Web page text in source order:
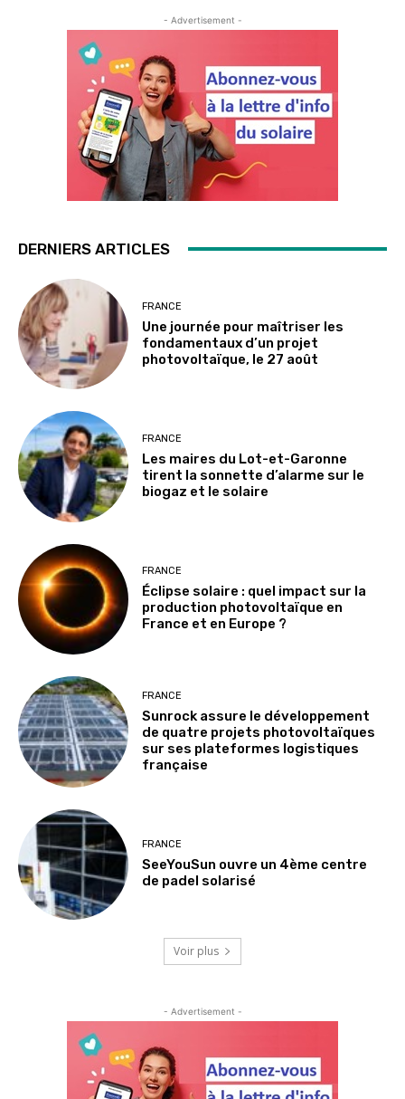
- Advertisement -
DERNIERS ARTICLES
FRANCE
Une journée pour maîtriser les
fondamentaux d’un projet
photovoltaïque, le 27 août
FRANCE
Les maires du Lot-et-Garonne
tirent la sonnette d’alarme sur le
biogaz et le solaire
FRANCE
Éclipse solaire : quel impact sur la
production photovoltaïque en
France et en Europe ?
FRANCE
Sunrock assure le développement
de quatre projets photovoltaïques
sur ses plateformes logistiques
française
FRANCE
SeeYouSun ouvre un 4ème centre
de padel solarisé
Voir plus
- Advertisement -